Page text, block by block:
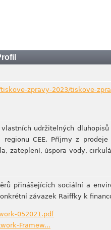
zpravy-2023/tiskove-
udržitelných
CEE. Příjmy z
zateplení, úspora vody,
přinášejících sociální a
závazek Raiffky k
052021.pdf
Framew...